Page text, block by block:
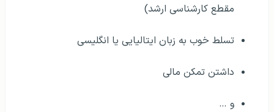
مقطع کارشناسی ارشد)
تسلط خوب به زبان ایتالیایی یا انگلیسی
داشتن تمکن مالی
و …